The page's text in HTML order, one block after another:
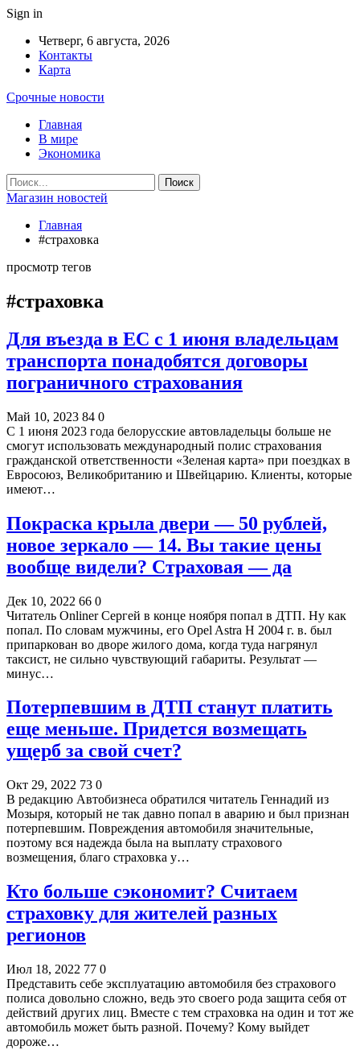
Sign in
Четверг, 6 августа, 2026
Контакты
Карта
Срочные новости
Главная
В мире
Экономика
Магазин новостей
Главная
#страховка
просмотр тегов
#страховка
Для въезда в ЕС с 1 июня владельцам
транспорта понадобятся договоры
пограничного страхования
Май 10, 2023 84 0
С 1 июня 2023 года белорусские автовладельцы больше не
смогут использовать международный полис страхования
гражданской ответственности «Зеленая карта» при поездках в
Евросоюз, Великобританию и Швейцарию. Клиенты, которые
имеют…
Покраска крыла двери — 50 рублей,
новое зеркало — 14. Вы такие цены
вообще видели? Cтраховая — да
Дек 10, 2022 66 0
Читатель Onliner Сергей в конце ноября попал в ДТП. Ну как
попал. По словам мужчины, его Opel Astra H 2004 г. в. был
припаркован во дворе жилого дома, когда туда нагрянул
таксист, не сильно чувствующий габариты. Результат —
минус…
Потерпевшим в ДТП станут платить
еще меньше. Придется возмещать
ущерб за свой счет?
Окт 29, 2022 73 0
В редакцию Автобизнеса обратился читатель Геннадий из
Мозыря, который не так давно попал в аварию и был признан
потерпевшим. Повреждения автомобиля значительные,
поэтому вся надежда была на выплату страхового
возмещения, благо страховка у…
Кто больше сэкономит? Считаем
страховку для жителей разных
регионов
Июл 18, 2022 77 0
Представить себе эксплуатацию автомобиля без страхового
полиса довольно сложно, ведь это своего рода защита себя от
действий других лиц. Вместе с тем страховка на один и тот же
автомобиль может быть разной. Почему? Кому выйдет
дороже…